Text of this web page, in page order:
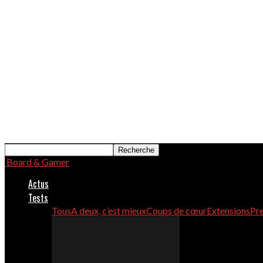
Board & Gamer
Actus
Tests
TousA deux, c’est mieuxCoups de cœurExtensions